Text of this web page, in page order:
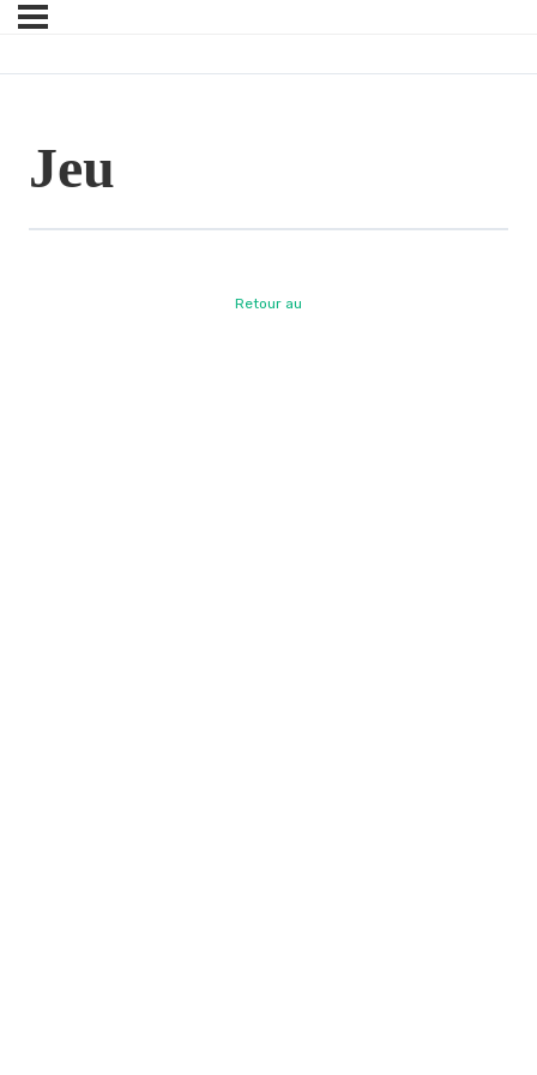
Jeu
Retour au